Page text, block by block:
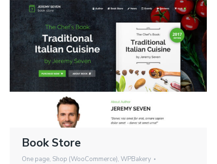
Book Store
One page, Shop (WooCommerce), WPBakery